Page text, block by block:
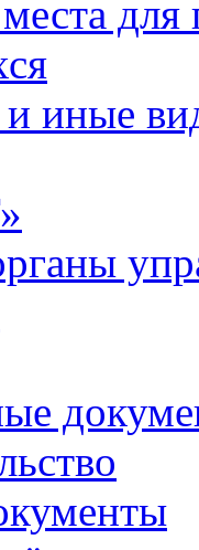
для
иные